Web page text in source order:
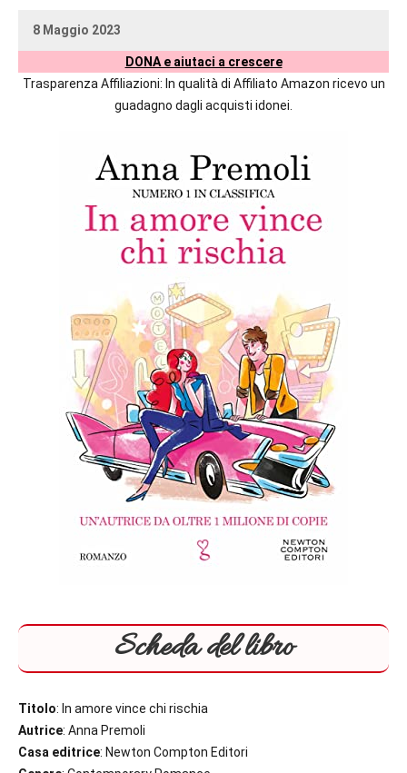
delle
autrici
8 Maggio 2023
uctil_user
Nessun
DONA e aiutaci a crescere
Trasparenza Affiliazioni: In qualità di Affiliato Amazon ricevo un
guadagno dagli acquisti idonei.
Scheda del libro
Titolo: In amore vince chi rischia
Autrice: Anna Premoli
Casa editrice: Newton Compton Editori